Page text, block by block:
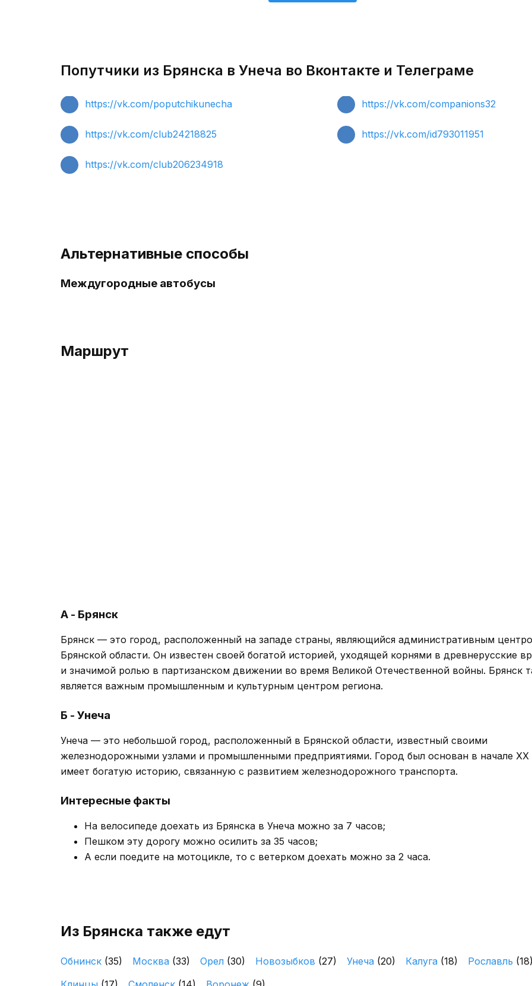
Попутчики из Брянска в Унеча во Вконтакте и Телеграме
https://vk.com/poputchikunecha https://vk.com/companions32
https://vk.com/club24218825 https://vk.com/id793011951
https://vk.com/club206234918
Альтернативные способы
Междугородные автобусы
Маршрут
А - Брянск
Брянск — это город, расположенный на западе страны, являющийся административным
Брянской области. Он известен своей богатой историей, уходящей корнями в древнерусские
и значимой ролью в партизанском движении во время Великой Отечественной войны. Брянск
является важным промышленным и культурным центром региона.
Б - Унеча
Унеча — это небольшой город, расположенный в Брянской области, известный своими
железнодорожными узлами и промышленными предприятиями. Город был основан в начале XX
имеет богатую историю, связанную с развитием железнодорожного транспорта.
Интересные факты
На велосипеде доехать из Брянска в Унеча можно за 7 часов;
Пешком эту дорогу можно осилить за 35 часов;
А если поедите на мотоцикле, то с ветерком доехать можно за 2 часа.
Из Брянска также едут
Обнинск (35) Москва (33) Орел (30) Новозыбков (27) Унеча (20) Калуга (18) Рославль (18)